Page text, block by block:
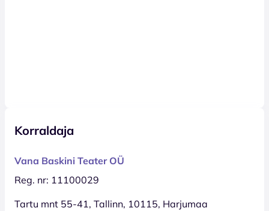
Korraldaja
Vana Baskini Teater OÜ
Reg. nr: 11100029
Tartu mnt 55-41, Tallinn, 10115, Harjumaa